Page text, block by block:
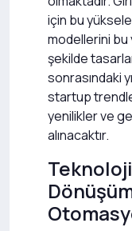
için bu
modellerini bu
şekilde
sonrasındaki
startup
yenilikler ve
alınacaktır.